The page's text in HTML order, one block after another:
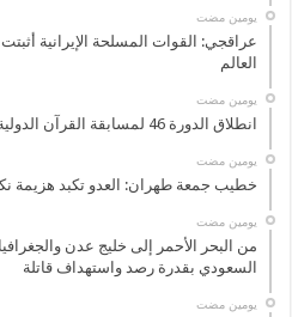
‏يومين مضت
عراقجي: القوات المسلحة الإيرانية
العالم
‏يومين مضت
انطلاق الدورة 46 لمسابقة القرآن الدولية في مكة
‏يومين مضت
خطيب جمعة طهران: العدو تكبد هزيمة
‏يومين مضت
من البحر الأحمر إلى خليج عدن
السعودي بقدرة رصد واستهداف قاتلة
‏يومين مضت